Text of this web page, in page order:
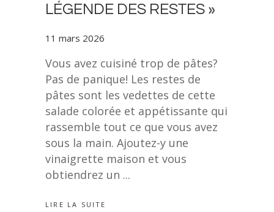
LÉGENDE DES RESTES »
11 mars 2026
Vous avez cuisiné trop de pâtes?
Pas de panique! Les restes de
pâtes sont les vedettes de cette
salade colorée et appétissante qui
rassemble tout ce que vous avez
sous la main. Ajoutez-y une
vinaigrette maison et vous
obtiendrez un
LIRE LA SUITE